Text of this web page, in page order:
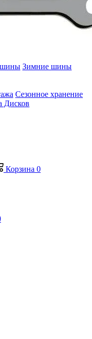
шины Зимние шины
Сезонное хранение
Дисков
Корзина 0